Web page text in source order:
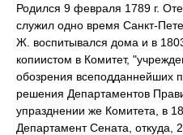
Родился 9 февраля 1789 г.
служил одно время Санкт-
Ж. воспитывался дома и в
копиистом в Комитет,
обозрения всеподданнейших
решения Департаментов
упразднении же Комитета, в
Департамент Сената, откуда,